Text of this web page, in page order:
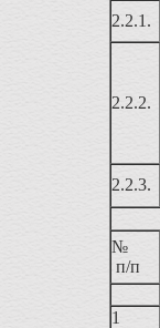
2.2.1.
2.2.2.
2.2.3.
№
п/п
1